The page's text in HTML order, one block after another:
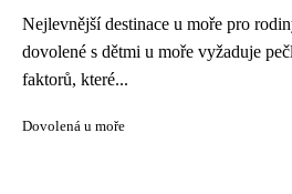
Nejlevnější destinace u moře pro
dovolené s dětmi u moře vyžaduje
faktorů, které...
Dovolená u moře